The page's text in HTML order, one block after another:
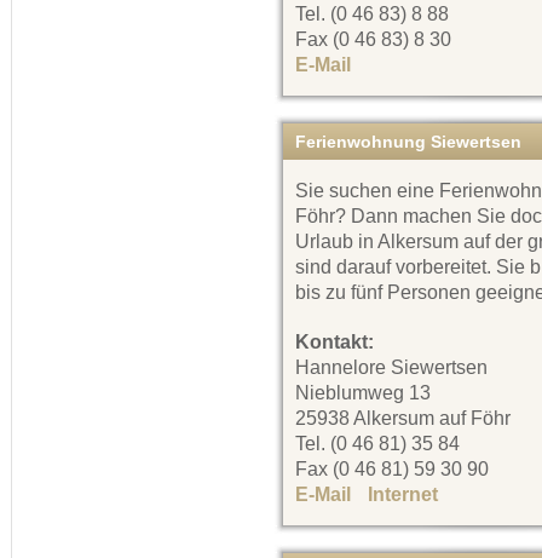
Tel. (0 46 83) 8 88
Fax (0 46 83) 8 30
E-Mail
Ferienwohnung Siewertsen
Sie suchen eine
Föhr? Dann machen Sie
Urlaub in Alkersum auf der
sind darauf vorbereitet. Sie
bis zu fünf Personen
Kontakt:
Hannelore Siewertsen
Nieblumweg 13
25938 Alkersum auf Föhr
Tel. (0 46 81) 35 84
Fax (0 46 81) 59 30 90
E-Mail
Internet